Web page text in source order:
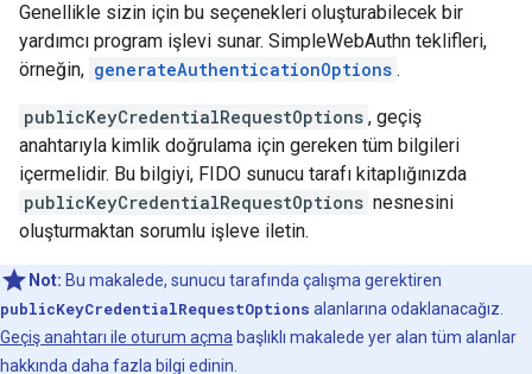
Genellikle sizin için bu seçenekleri oluşturabilecek bir
yardımcı program işlevi sunar. SimpleWebAuthn teklifleri,
örneğin, generateAuthenticationOptions .
publicKeyCredentialRequestOptions , geçiş
anahtarıyla kimlik doğrulama için gereken tüm bilgileri
içermelidir. Bu bilgiyi, FIDO sunucu tarafı kitaplığınızda
publicKeyCredentialRequestOptions nesnesini
oluşturmaktan sorumlu işleve iletin.
Not: Bu makalede, sunucu tarafında çalışma gerektiren
publicKeyCredentialRequestOptions alanlarına odaklanacağız.
Geçiş anahtarı ile oturum açma başlıklı makalede yer alan tüm alanlar
hakkında daha fazla bilgi edinin.